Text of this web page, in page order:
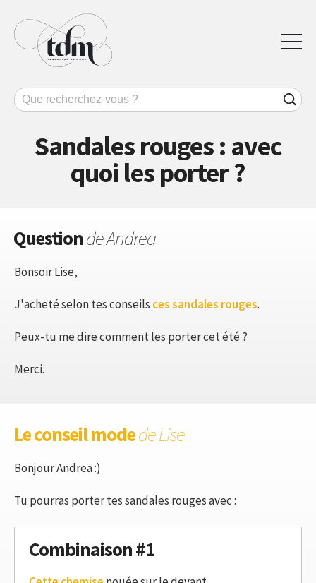
Sandales rouges : avec
quoi les porter ?
Questionde Andrea
Bonsoir Lise,
J'acheté selon tes conseils ces sandales rouges.
Peux-tu me dire comment les porter cet été ?
Merci.
Le conseil modede Lise
Bonjour Andrea :)
Tu pourras porter tes sandales rouges avec :
Combinaison #1